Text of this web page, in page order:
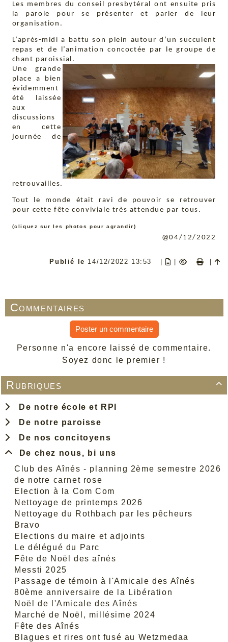

Rubriques
De notre école et RPI
De notre paroisse
De nos concitoyens
De chez nous, bi uns
Club des Aînés - planning 2ème semestre 2026
de notre carnet rose
Election à la Com Com
Nettoyage de printemps 2026
Nettoyage du Rothbach par les pêcheurs
Bravo
Elections du maire et adjoints
Le délégué du Parc
Fête de Noël des aînés
Messti 2025
Passage de témoin à l'Amicale des Aînés
80ème anniversaire de la Libération
Noël de l'Amicale des Aînés
Marché de Noël, millésime 2024
Fête des Aînés
Blagues et rires ont fusé au Wetzmedaa
Les membres du conseil presbytéral ont ensuite pris
la parole pour se présenter et parler de leur
organisation.
L’après-midi a battu son plein autour d’un succulent
repas et de l’animation concoctée par le groupe de
chant paroissial.
Une grande
place a bien
évidemment
été laissée
aux
discussions
en cette
journée de
retrouvailles.
Tout le monde était ravi de pouvoir se retrouver
pour cette fête conviviale très attendue par tous.
(cliquez sur les photos pour agrandir)
@04/12/2022
Publié le 14/12/2022 13:53 |
Commentaires
Poster un commentaire
Personne n'a encore laissé de commentaire.
Soyez donc le premier !